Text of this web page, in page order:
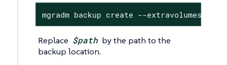
mgradm backup create --extravolumes
Replace $path by the path to the
backup location.